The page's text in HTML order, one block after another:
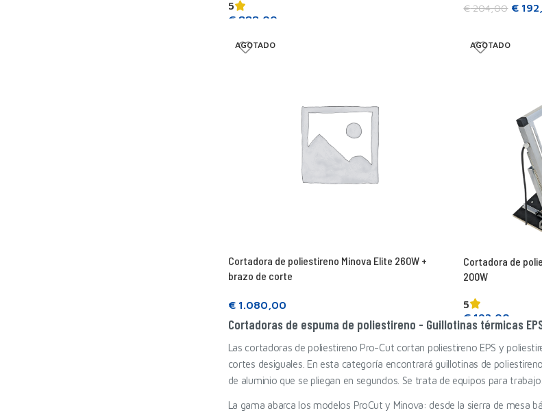
5
€888,00
€204,00 €
AGOTADO
Cortadora de poliestireno Minova Elite 260W +
brazo de corte
€1.080,00
Seguir leyendo
AGOTADO
Cortadora de
200W
5
€ 192,00
Cortadoras de espuma de poliestireno - Guillotinas térmicas
Las cortadoras de poliestireno Pro-Cut cortan poliestireno EPS y
cortes desiguales. En esta categoría encontrará guillotinas de
de aluminio que se pliegan en segundos. Se trata de equipos para
La gama abarca los modelos ProCut y Minova: desde la sierra de mesa